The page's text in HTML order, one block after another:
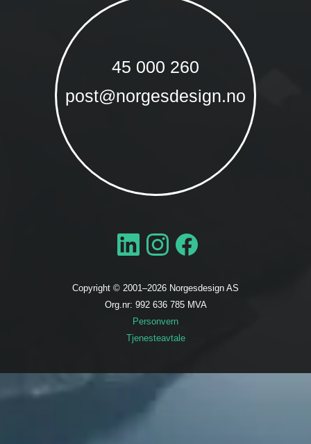
45 000 260
post@norgesdesign.no
Copyright © 2001–2026 Norgesdesign AS
Org.nr: 992 636 785 MVA
Personvern
Tjenesteavtale